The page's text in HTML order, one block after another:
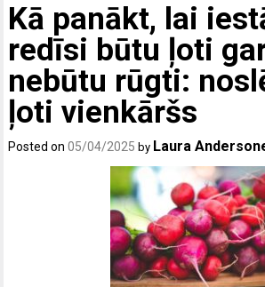
Kā panākt, lai
redīsi būtu ļoti
nebūtu rūgti:
ļoti vienkāršs
Posted on05/04/2025 by Laura